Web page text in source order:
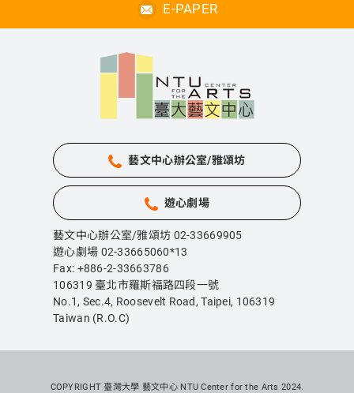
E-PAPER
藝文中心辦公室/雅頌坊
遊心劇場
藝文中心辦公室/雅頌坊 02-33669905
遊心劇場 02-33665060*13
Fax: +886-2-33663786
106319 臺北市羅斯福路四段一號
No.1, Sec.4, Roosevelt Road, Taipei, 106319
Taiwan (R.O.C)
COPYRIGHT 臺灣大學 藝文中心 NTU Center for the Arts 2024.